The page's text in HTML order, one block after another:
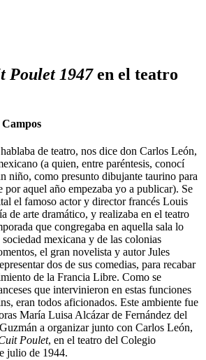
Poulet 1947en el teatro
de teatro, nos dice don Carlos León,
(a quien, entre paréntesis, conocí
niño, como presunto dibujante taurino para
por aquel año empezaba yo a publicar). Se
el famoso actor y director francés Louis
de arte dramático, y realizaba en el teatro
que congregaba en aquella sala lo
mexicana y de las colonias
el gran novelista y autor Jules
dos de sus comedias, para recabar
de la Francia Libre. Como se
que intervinieron en estas funciones
eran todos aficionados. Este ambiente fue
María Luisa Alcázar de Fernández del
a organizar junto con Carlos León,
Poulet, en el teatro del Colegio
julio de 1944.